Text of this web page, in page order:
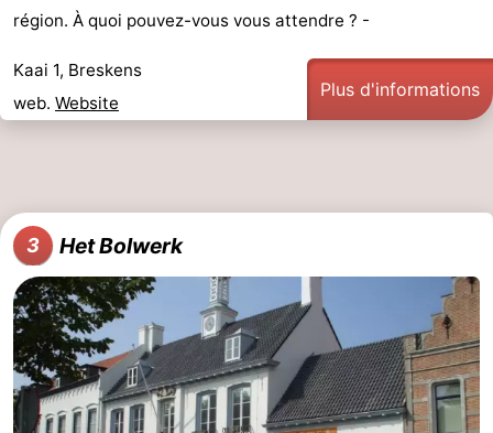
région. À quoi pouvez-vous vous attendre ? -
Kaai 1, Breskens
web. Website
Plus d'informations
3 Het Bolwerk